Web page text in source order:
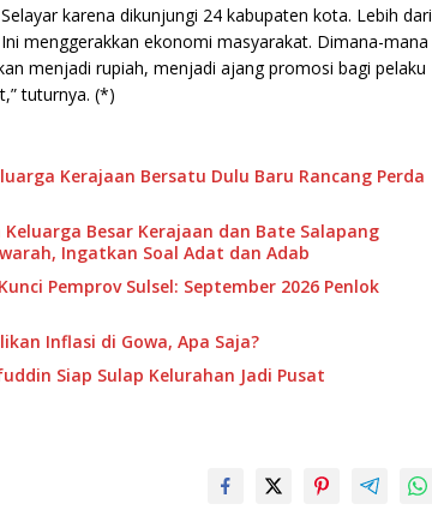
karena dikunjungi 24 kabupaten kota. Lebih dari
menggerakkan ekonomi masyarakat. Dimana-mana
menjadi rupiah, menjadi ajang promosi bagi pelaku
tuturnya. (*)
Kerajaan Bersatu Dulu Baru Rancang Perda
Besar Kerajaan dan Bate Salapang
Ingatkan Soal Adat dan Adab
Pemprov Sulsel: September 2026 Penlok
Inflasi di Gowa, Apa Saja?
Siap Sulap Kelurahan Jadi Pusat